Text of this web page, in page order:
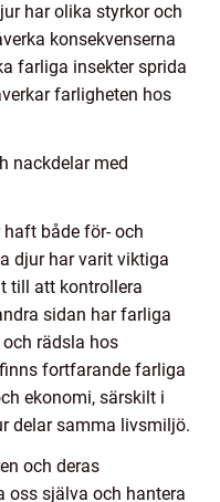
har olika styrkor och
konsekvenserna
farliga insekter sprida
farligheten hos
nackdelar med
både för- och
djur har varit viktiga
till att kontrollera
sidan har farliga
rädsla hos
fortfarande farliga
ekonomi, särskilt i
delar samma livsmiljö.
och deras
oss själva och hantera